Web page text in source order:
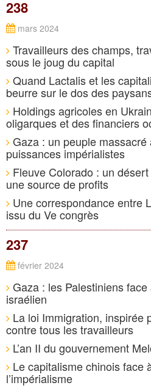
238
mars 2024
Travailleurs des champs,
sous le joug du capital
Quand Lactalis et les
beurre sur le dos des
Holdings agricoles en
oligarques et des financiers
Gaza : un peuple
puissances impérialistes
Fleuve Colorado : un
une source de profits
Une correspondance entre
issu du Ve congrès
237
février 2024
Gaza : les Palestiniens face
israélien
La loi Immigration, inspirée
contre tous les travailleurs
L’an II du gouvernement
Le capitalisme chinois face
l’impérialisme